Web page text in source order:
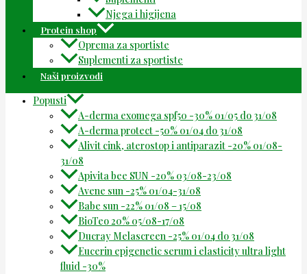
Njega i higijena
Protein shop
Oprema za sportiste
Suplementi za sportiste
Naši proizvodi
Popusti
A-derma exomega spf50 -30% 01/05 do 31/08
A-derma protect -50% 01/04 do 31/08
Alivit cink, aterostop i antiparazit -20% 01/08-
31/08
Apivita bee SUN -20% 03/08-23/08
Avene sun -25% 01/04-31/08
Babe sun -22% 01/08 – 15/08
BioTeo 20% 05/08-17/08
Ducray Melascreen -25% 01/04 do 31/08
Eucerin epigenetic serum i elasticity ultra light
fluid -30%